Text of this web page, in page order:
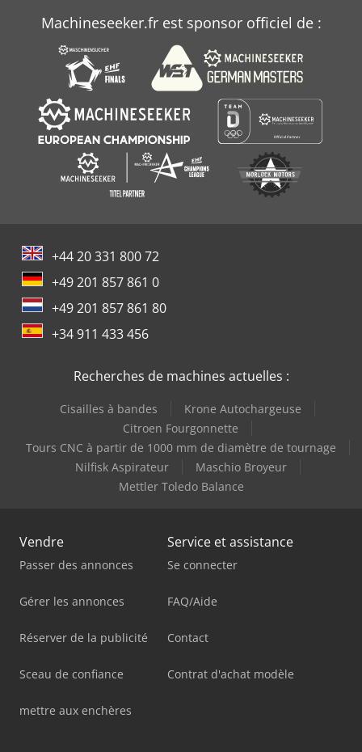
Machineseeker.fr est sponsor officiel de :
+44 20 331 800 72
+49 201 857 861 0
+49 201 857 861 80
+34 911 433 456
Recherches de machines actuelles :
Cisailles à bandes
Krone Autochargeuse
Citroen Fourgonnette
Tours CNC à partir de 1000 mm de diamètre de tournage
Nilfisk Aspirateur
Maschio Broyeur
Mettler Toledo Balance
Vendre
Passer des annonces
Gérer les annonces
Réserver de la publicité
Sceau de confiance
mettre aux enchères
Service et assistance
Se connecter
FAQ/Aide
Contact
Contrat d'achat modèle